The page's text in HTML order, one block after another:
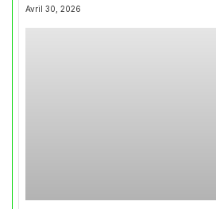
Avril 30, 2026